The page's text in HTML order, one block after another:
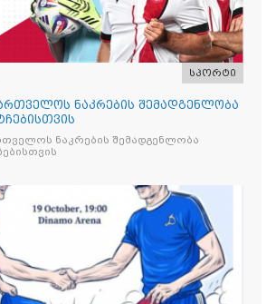
სპორტი
ნაკრების შემადგენლობა
ნაკრების შემადგენლობა